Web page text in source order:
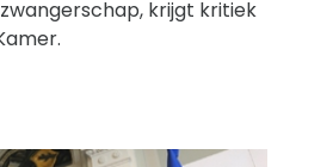
krijgt kritiek